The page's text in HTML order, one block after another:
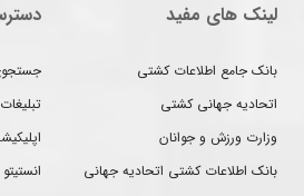
لینک های مفید
بانک جامع اطلاعات کشتی
اتحادیه جهانی کشتی
وزارت ورزش و جوانان
بانک اطلاعات کشتی اتحادیه جهانی